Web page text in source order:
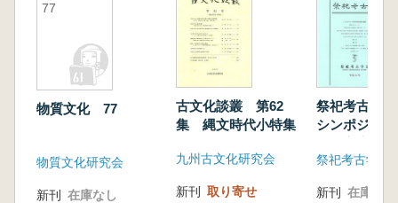
77
物質文化 77
物質文化研究会
新刊 在庫なし
古文化談叢 第62
集 縄文時代小特集
九州古文化研究会
新刊 取り寄せ
祭祀考古
シンポジウ
祭祀考古学会
新刊 在庫なし